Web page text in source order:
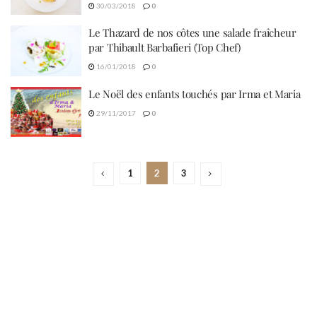
30/03/2018 0
Le Thazard de nos côtes une salade fraîcheur
par Thibault Barbafieri (Top Chef)
16/01/2018 0
Le Noël des enfants touchés par Irma et Maria
29/11/2017 0
1 2 3